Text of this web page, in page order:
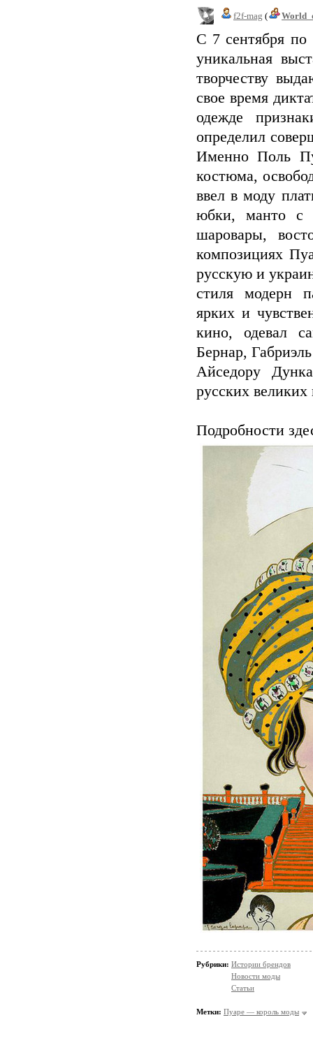
f2f-mag (
С 7 сентября по
уникальная
творчеству
свое время
одежде
определил
Именно Поль
костюма,
ввел в моду
юбки, манто с
шаровары,
композициях
русскую и
стиля модерн
ярких и
кино, одевал
Бернар,
Айседору
русских
Подробности
Рубрики: Истории брендов
Новости моды
Статьи
Метки: Пуаре — король моды